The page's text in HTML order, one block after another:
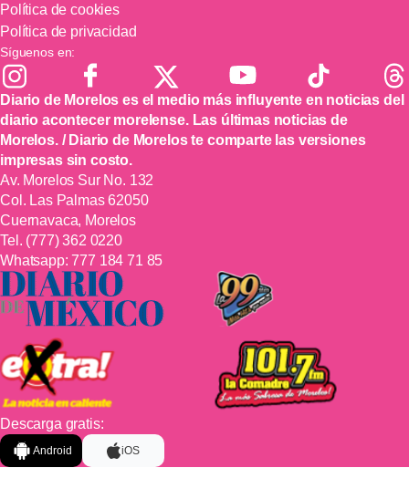
Política de cookies
Política de privacidad
Síguenos en:
Diario de Morelos es el medio más influyente en noticias del
diario acontecer morelense. Las últimas noticias de
Morelos. / Diario de Morelos te comparte las versiones
impresas sin costo.
Av. Morelos Sur No. 132
Col. Las Palmas 62050
Cuernavaca, Morelos
Tel. (777) 362 0220
Whatsapp:777 184 71 85
Descarga gratis:
Android iOS